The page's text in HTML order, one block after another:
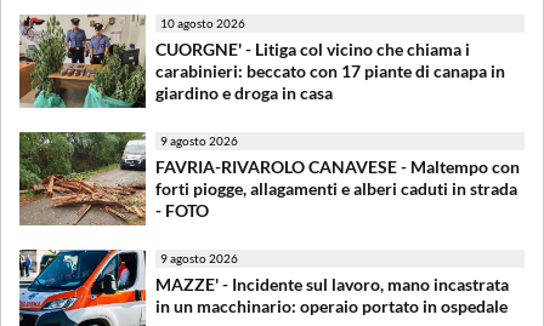
10 agosto 2026
CUORGNE' - Litiga col vicino che chiama i
carabinieri: beccato con 17 piante di canapa in
giardino e droga in casa
9 agosto 2026
FAVRIA-RIVAROLO CANAVESE - Maltempo con
forti piogge, allagamenti e alberi caduti in strada
- FOTO
9 agosto 2026
MAZZE' - Incidente sul lavoro, mano incastrata
in un macchinario: operaio portato in ospedale